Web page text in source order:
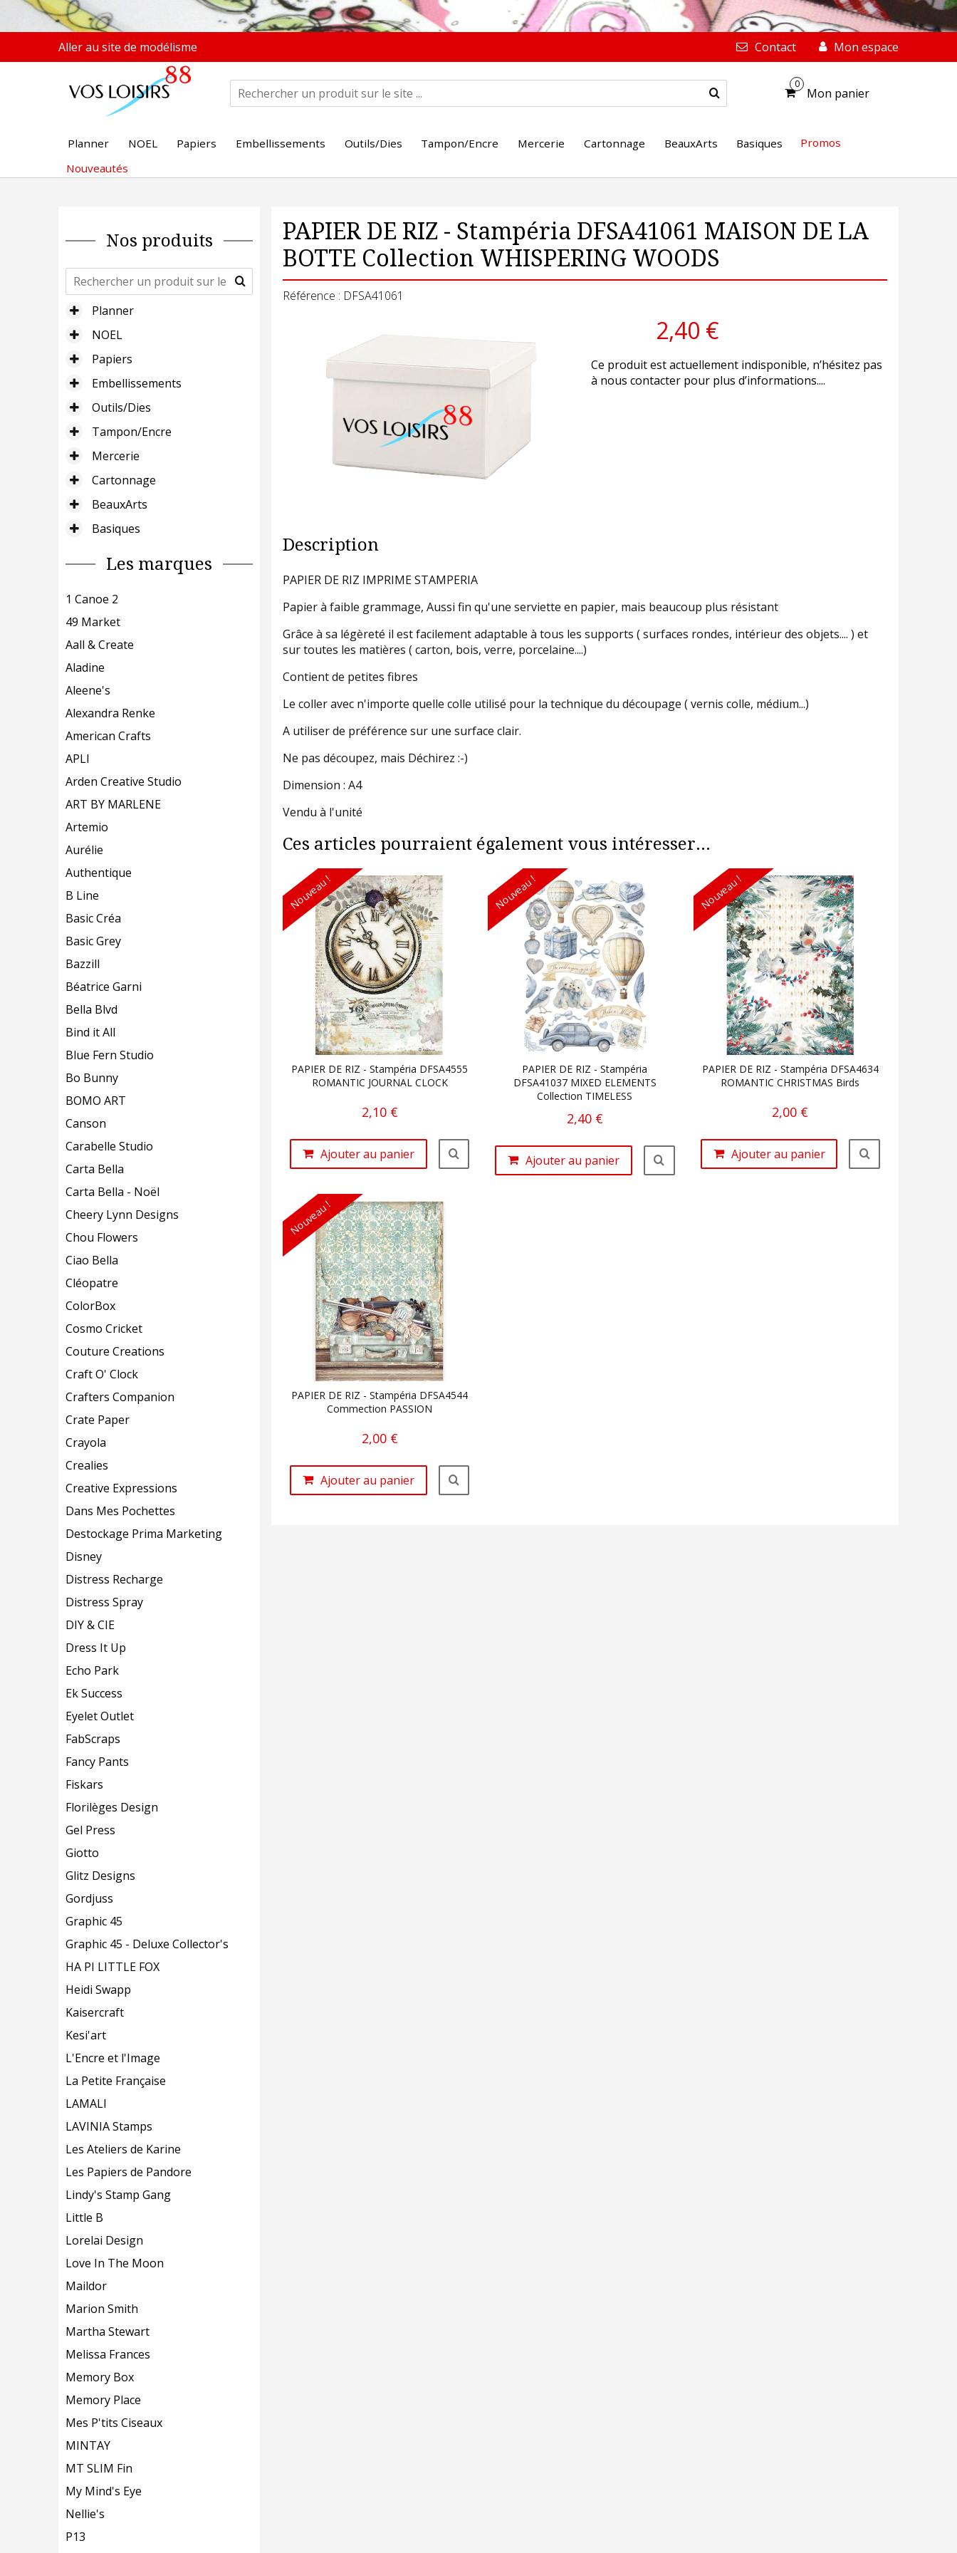
Aller au site de modélisme Contact Mon espace
0
Mon panier
Planner NOEL Papiers Embellissements Outils/Dies Tampon/Encre Mercerie Cartonnage BeauxArts Basiques
Promos
Nouveautés
Nos produits
Planner
NOEL
Papiers
Embellissements
Outils/Dies
Tampon/Encre
Mercerie
Cartonnage
BeauxArts
Basiques
Les marques
1 Canoe 2
49 Market
Aall & Create
Aladine
Aleene's
Alexandra Renke
American Crafts
APLI
Arden Creative Studio
ART BY MARLENE
Artemio
Aurélie
Authentique
B Line
Basic Créa
Basic Grey
Bazzill
Béatrice Garni
Bella Blvd
Bind it All
Blue Fern Studio
Bo Bunny
BOMO ART
Canson
Carabelle Studio
Carta Bella
Carta Bella - Noël
Cheery Lynn Designs
Chou Flowers
Ciao Bella
Cléopatre
ColorBox
Cosmo Cricket
Couture Creations
Craft O' Clock
Crafters Companion
Crate Paper
Crayola
Crealies
Creative Expressions
Dans Mes Pochettes
Destockage Prima Marketing
Disney
Distress Recharge
Distress Spray
DIY & CIE
Dress It Up
Echo Park
Ek Success
Eyelet Outlet
FabScraps
Fancy Pants
Fiskars
Florilèges Design
Gel Press
Giotto
Glitz Designs
Gordjuss
Graphic 45
Graphic 45 - Deluxe Collector's
HA PI LITTLE FOX
Heidi Swapp
Kaisercraft
Kesi'art
L'Encre et l'Image
La Petite Française
LAMALI
LAVINIA Stamps
Les Ateliers de Karine
Les Papiers de Pandore
Lindy's Stamp Gang
Little B
Lorelai Design
Love In The Moon
Maildor
Marion Smith
Martha Stewart
Melissa Frances
Memory Box
Memory Place
Mes P'tits Ciseaux
MINTAY
MT SLIM Fin
My Mind's Eye
Nellie's
P13
PAPIER DE RIZ - Stampéria DFSA41061 MAISON DE LA
BOTTE Collection WHISPERING WOODS
Référence : DFSA41061
2,40 €
Ce produit est actuellement indisponible, n’hésitez pas
à nous contacter pour plus d’informations....
Description
PAPIER DE RIZ IMPRIME STAMPERIA
Papier à faible grammage, Aussi fin qu'une serviette en papier, mais beaucoup plus résistant
Grâce à sa légèreté il est facilement adaptable à tous les supports ( surfaces rondes, intérieur des objets.... ) et
sur toutes les matières ( carton, bois, verre, porcelaine....)
Contient de petites fibres
Le coller avec n'importe quelle colle utilisé pour la technique du découpage ( vernis colle, médium...)
A utiliser de préférence sur une surface clair.
Ne pas découpez, mais Déchirez :-)
Dimension : A4
Vendu à l'unité
Ces articles pourraient également vous intéresser...
Nouveau !
PAPIER DE RIZ - Stampéria DFSA4555
ROMANTIC JOURNAL CLOCK
2,10 €
Ajouter au panier
Nouveau !
PAPIER DE RIZ - Stampéria
DFSA41037 MIXED ELEMENTS
Collection TIMELESS
2,40 €
Ajouter au panier
Nouveau !
PAPIER DE RIZ - Stampéria DFSA4634
ROMANTIC CHRISTMAS Birds
2,00 €
Ajouter au panier
Nouveau !
PAPIER DE RIZ - Stampéria DFSA4544
Commection PASSION
2,00 €
Ajouter au panier